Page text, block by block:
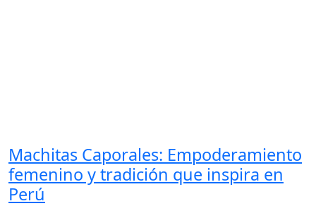
Machitas Caporales: Empoderamiento
femenino y tradición que inspira en
Perú